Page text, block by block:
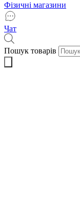
Фізичні магазини
Чат
Пошук товарів